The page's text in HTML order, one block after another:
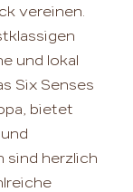
vereinen.
und lokal
Six Senses
bietet
sind herzlich